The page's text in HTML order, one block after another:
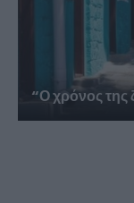
“Ο χρόνος